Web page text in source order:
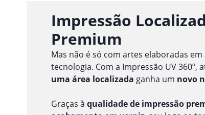
Impressão
Premium
Mas não é só com artes elaboradas
tecnologia. Com a Impressão UV 360º,
uma área localizada ganha um novo
Graças à qualidade de impressão